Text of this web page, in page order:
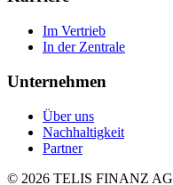
Im Vertrieb
In der Zentrale
Unternehmen
Über uns
Nachhaltigkeit
Partner
© 2026 TELIS FINANZ AG